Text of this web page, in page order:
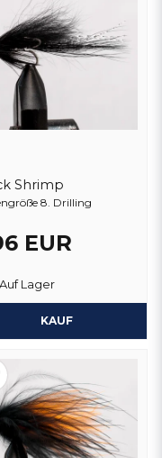
Shrimp
8. Drilling
EUR
Auf Lager
KAUF